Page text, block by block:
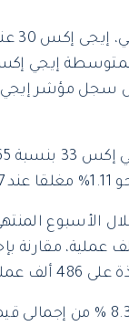
واستحوذت الأسهم